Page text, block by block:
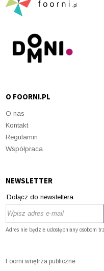
O FOORNI.PL
O nas
Kontakt
Regulamin
Współpraca
NEWSLETTER
Dołącz do newslettera
Adres nie będzie udostępniany osobom
Foorni wnętrza publiczne